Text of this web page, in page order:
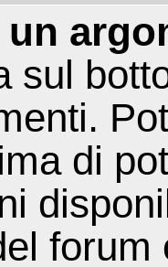
sul
di